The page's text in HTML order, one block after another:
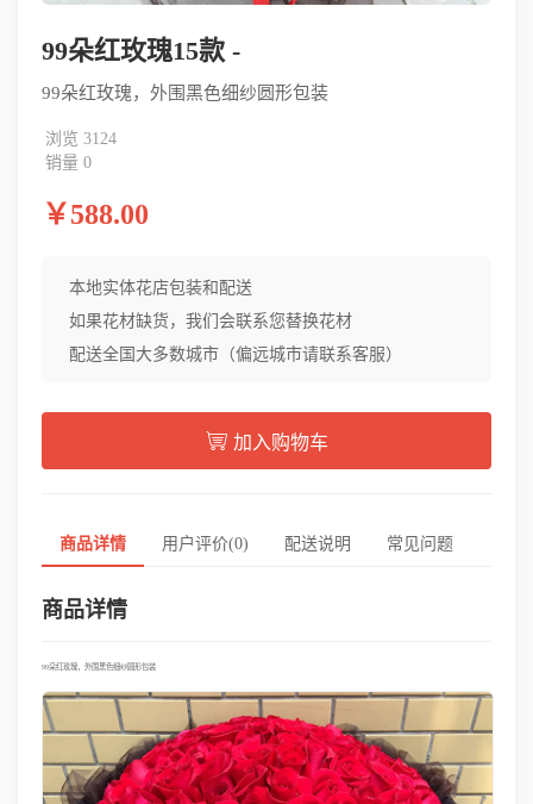
99朵红玫瑰15款 -
99朵红玫瑰，外围黑色细纱圆形包装
浏览 3124
销量 0
￥588.00
本地实体花店包装和配送
如果花材缺货，我们会联系您替换花材
配送全国大多数城市（偏远城市请联系客服）
加入购物车
商品详情 用户评价(0) 配送说明 常见问题
商品详情
99朵红玫瑰，外围黑色细纱圆形包装